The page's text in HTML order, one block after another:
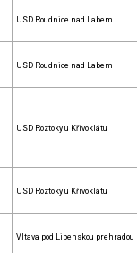
USD Roudnice nad Labem
USD Roudnice nad Labem
USD Roztoky u Křivoklátu
USD Roztoky u Křivoklátu
Vltava pod Lipenskou prehradou